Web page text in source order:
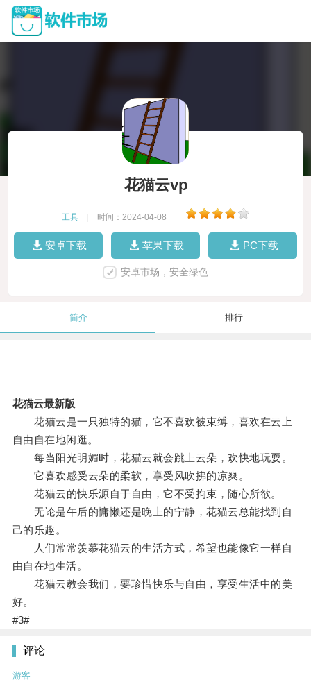
花猫云vp
工具 时间：2024-04-08
安卓下载 苹果下载 PC下载
安卓市场，安全绿色
简介 排行
花猫云最新版
花猫云是一只独特的猫，它不喜欢被束缚，喜欢在云上
自由自在地闲逛。
每当阳光明媚时，花猫云就会跳上云朵，欢快地玩耍。
它喜欢感受云朵的柔软，享受风吹拂的凉爽。
花猫云的快乐源自于自由，它不受拘束，随心所欲。
无论是午后的慵懒还是晚上的宁静，花猫云总能找到自
己的乐趣。
人们常常羡慕花猫云的生活方式，希望也能像它一样自
由自在地生活。
花猫云教会我们，要珍惜快乐与自由，享受生活中的美
好。
#3#
评论
游客